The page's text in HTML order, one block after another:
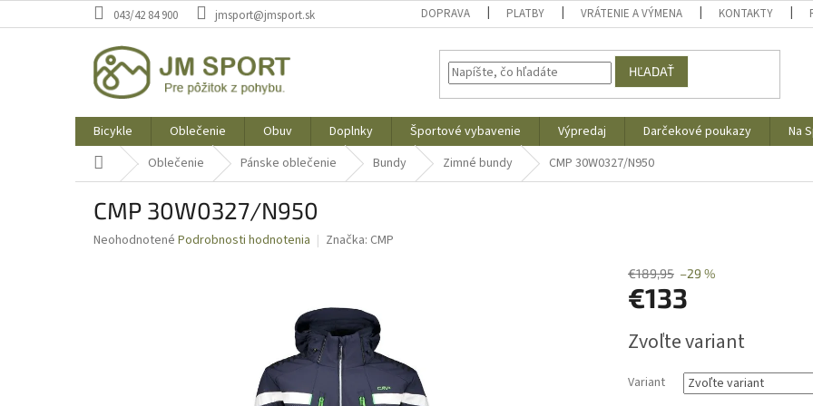
na
043/42 84 900 jmsport@jmsport.sk DOPRAVA PLATBY VRÁTENIE A VÝMENA KONTAKTY
HĽADAŤ
Bicykle Oblečenie Obuv Doplnky Športové vybavenie Výpredaj Darčekové poukazy Na
Domov Oblečenie Pánske oblečenie Bundy Zimné bundy CMP 30W0327/N950
CMP 30W0327/N950
Priemerné
Neohodnotené Podrobnosti hodnotenia Značka: CMP
€189,95 –29 %
€133
cena:
Zvoľte variant
Variant